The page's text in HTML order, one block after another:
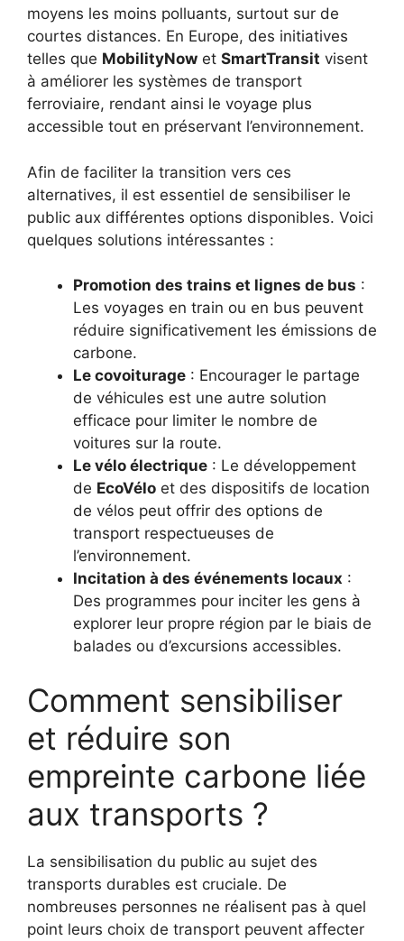
moyens les moins polluants, surtout sur de
courtes distances. En Europe, des initiatives
telles que MobilityNow et SmartTransit visent
à améliorer les systèmes de transport
ferroviaire, rendant ainsi le voyage plus
accessible tout en préservant l’environnement.
Afin de faciliter la transition vers ces
alternatives, il est essentiel de sensibiliser le
public aux différentes options disponibles. Voici
quelques solutions intéressantes :
Promotion des trains et lignes de bus :
Les voyages en train ou en bus peuvent
réduire significativement les émissions de
carbone.
Le covoiturage : Encourager le partage
de véhicules est une autre solution
efficace pour limiter le nombre de
voitures sur la route.
Le vélo électrique : Le développement
de EcoVélo et des dispositifs de location
de vélos peut offrir des options de
transport respectueuses de
l’environnement.
Incitation à des événements locaux :
Des programmes pour inciter les gens à
explorer leur propre région par le biais de
balades ou d’excursions accessibles.
Comment sensibiliser
et réduire son
empreinte carbone liée
aux transports ?
La sensibilisation du public au sujet des
transports durables est cruciale. De
nombreuses personnes ne réalisent pas à quel
point leurs choix de transport peuvent affecter